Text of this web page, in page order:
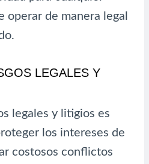
operar de manera legal
LEGALES Y
legales y litigios es
los intereses de
costosos conflictos